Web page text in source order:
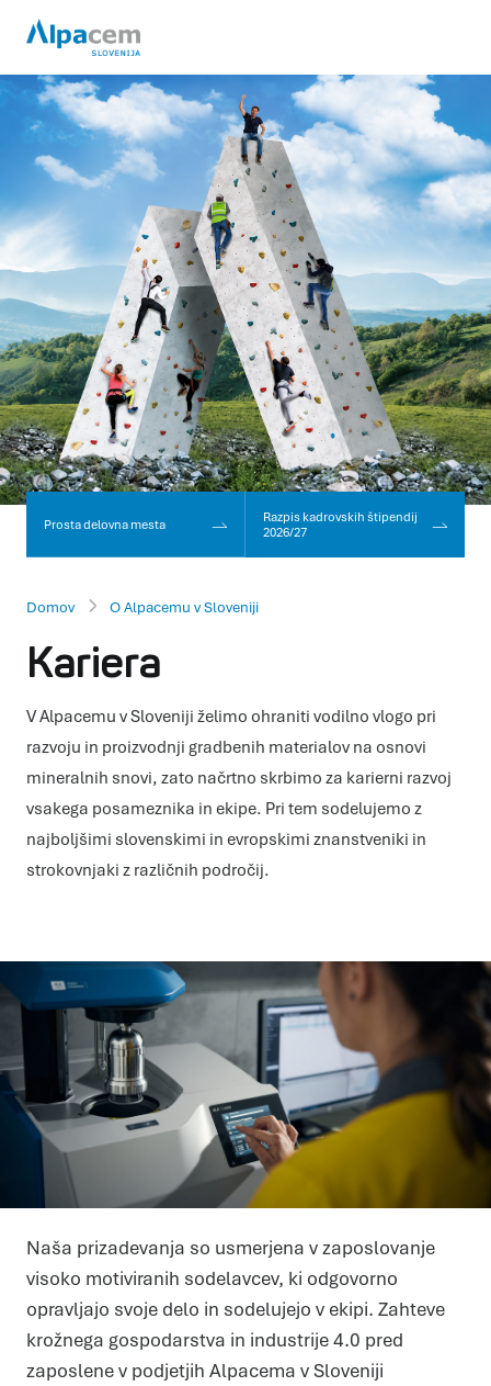
Prosta delovna mesta
Razpis kadrovskih štipendij
2026/27
Domov O Alpacemu v Sloveniji
Kariera
V Alpacemu v Sloveniji želimo ohraniti vodilno vlogo pri
razvoju in proizvodnji gradbenih materialov na osnovi
mineralnih snovi, zato načrtno skrbimo za karierni razvoj
vsakega posameznika in ekipe. Pri tem sodelujemo z
najboljšimi slovenskimi in evropskimi znanstveniki in
strokovnjaki z različnih področij.
Naša prizadevanja so usmerjena v zaposlovanje
visoko motiviranih sodelavcev, ki odgovorno
opravljajo svoje delo in sodelujejo v ekipi. Zahteve
krožnega gospodarstva in industrije 4.0 pred
zaposlene v podjetjih Alpacema v Sloveniji